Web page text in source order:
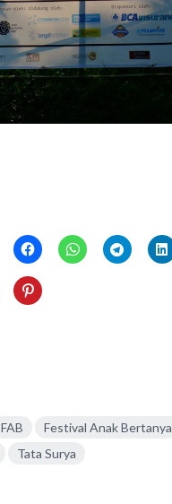
FAB
Festival Anak Bertanya
Tata Surya